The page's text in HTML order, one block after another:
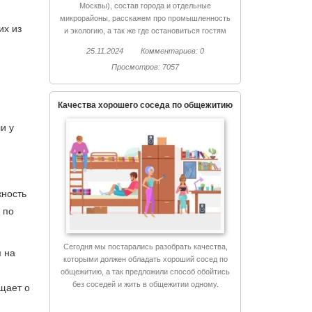
из
у
по
на
о
Москвы), состав города и отдельные
микрорайоны, расскажем про промышленность
и экологию, а так же где остановиться гостям
25.11.2024
Комментариев: 0
Просмотров: 7057
Качества хорошего соседа по общежитию
Сегодня мы постарались разобрать качества,
которыми должен обладать хороший сосед по
общежитию, а так предложили способ обойтись
без соседей и жить в общежитии одному.